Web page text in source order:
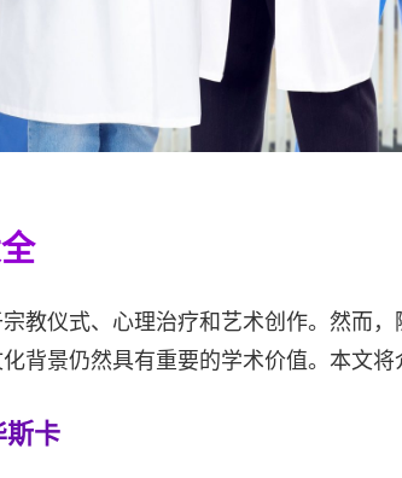
教仪式、心理治疗和艺术创作。然而
背景仍然具有重要的学术价值。本文
卡